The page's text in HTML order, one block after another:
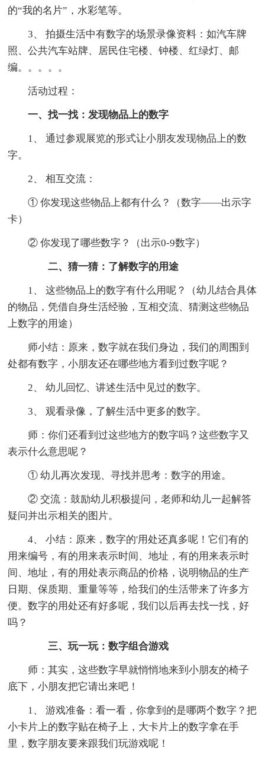
的“我的名片”，水彩笔等。
3、 拍摄生活中有数字的场景录像资料：如汽车牌
照、公共汽车站牌、居民住宅楼、钟楼、红绿灯、邮
编。。。。。
活动过程：
一、找一找：发现物品上的数字
1、 通过参观展览的形式让小朋友发现物品上的数
字。
2、 相互交流：
① 你发现这些物品上都有什么？（数字——出示字
卡）
② 你发现了哪些数字？（出示0-9数字）
二、猜一猜：了解数字的用途
1、 这些物品上的数字有什么用呢？（幼儿结合具体
的物品，凭借自身生活经验，互相交流、猜测这些物品
上数字的用途）
师小结：原来，数字就在我们身边，我们的周围到
处都有数字，小朋友还在哪些地方看到过数字呢？
2、 幼儿回忆、讲述生活中见过的数字。
3、 观看录像，了解生活中更多的数字。
师：你们还看到过这些地方的数字吗？这些数字又
表示什么意思呢？
① 幼儿再次发现、寻找并思考：数字的用途。
② 交流：鼓励幼儿积极提问，老师和幼儿一起解答
疑问并出示相关的图片。
4、 小结：原来，数字的'用处还真多呢！它们有的
用来编号，有的用来表示时间、地址，有的用来表示时
间、地址，有的用处表示商品的价格，说明物品的生产
日期、保质期、重量等等，给我们的生活带来了许多方
便。数字的用处还有好多呢，我们以后再去找一找，好
吗？
三、玩一玩：数字组合游戏
师：其实，这些数字早就悄悄地来到小朋友的椅子
底下，小朋友把它请出来吧！
1、 游戏准备：看一看，你拿到的是哪两个数字？把
小卡片上的数字贴在椅子上，大卡片上的数字拿在手
里，数字朋友要来跟我们玩游戏呢！